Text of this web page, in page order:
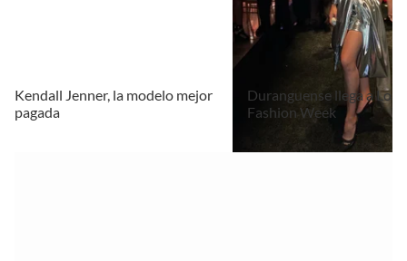
Kendall Jenner, la modelo mejor
pagada
Duranguense llega a Los
Fashion Week